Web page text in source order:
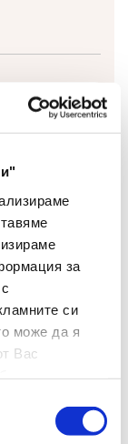
за
си
може да я
Вас